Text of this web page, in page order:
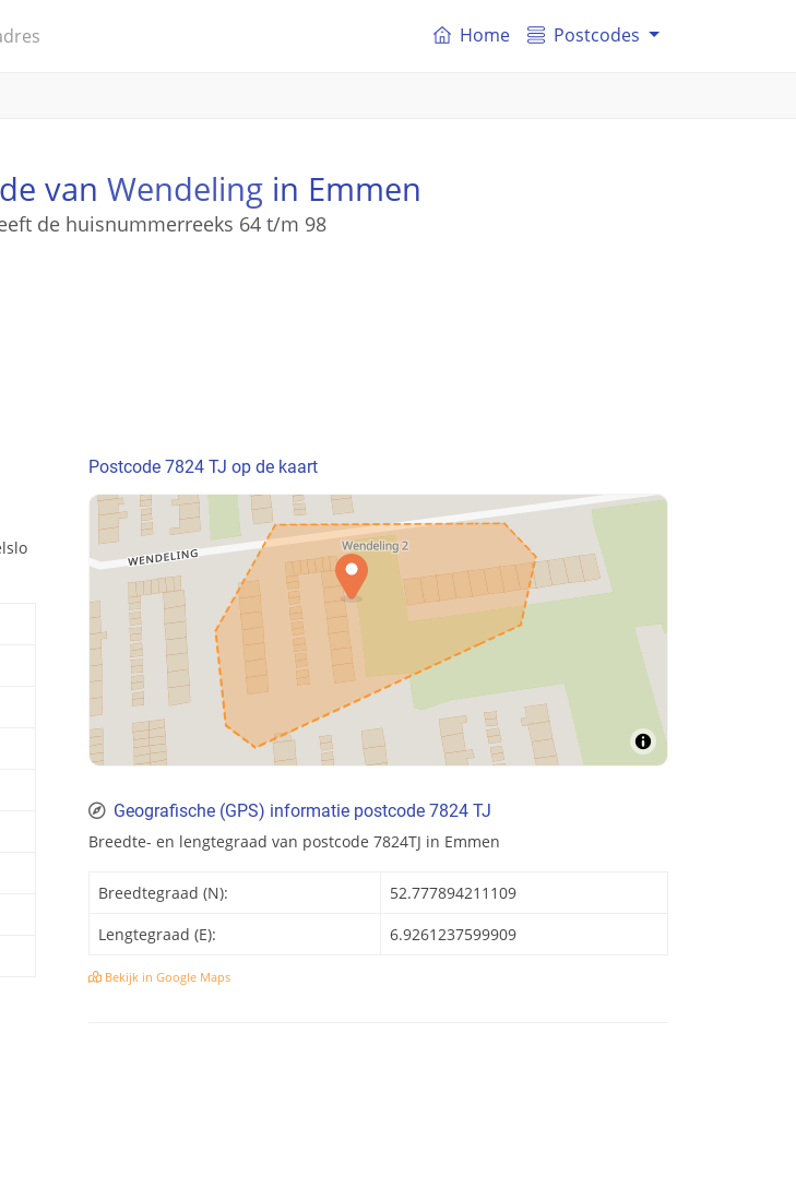
Home Postcodes
van Wendeling in Emmen
de huisnummerreeks 64 t/m 98
Postcode 7824 TJ op de kaart
Geografische (GPS) informatie postcode 7824 TJ
Breedte- en lengtegraad van postcode 7824TJ in Emmen
Breedtegraad (N):
52.777894211109
Lengtegraad (E):
6.9261237599909
Bekijk in Google Maps